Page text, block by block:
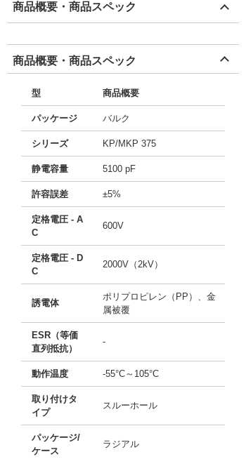
商品概要・商品スペック
商品概要・商品スペック
型 商品概要
パッケージ バルク
シリーズ KP/MKP 375
静電容量 5100 pF
許容誤差 ±5%
定格電圧 - A
C
600V
定格電圧 - D
C
2000V（2kV）
誘電体
ポリプロピレン（PP）、金
属被覆
ESR（等価
直列抵抗）
-
動作温度 -55°C～105°C
取り付けタ
イプ
スルーホール
パッケージ/
ケース
ラジアル